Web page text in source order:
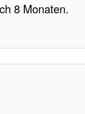
8 Monaten.